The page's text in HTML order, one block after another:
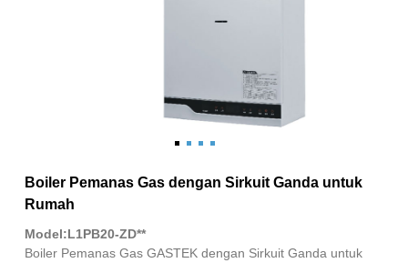
Boiler Pemanas Gas dengan Sirkuit Ganda untuk
Rumah
Model:L1PB20-ZD**
Boiler Pemanas Gas GASTEK dengan Sirkuit Ganda untuk